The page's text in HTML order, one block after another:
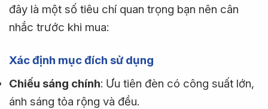
đây là một số tiêu chí quan trọng bạn nên cân
nhắc trước khi mua:
Xác định mục đích sử dụng
Chiếu sáng chính: Ưu tiên đèn có công suất lớn,
ánh sáng tỏa rộng và đều.